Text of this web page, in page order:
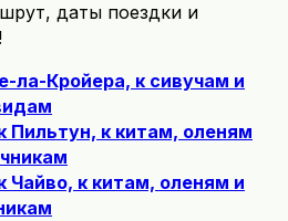
даты поездки и
Кройера, к сивучам и
Пильтун, к китам, оленям
Чайво, к китам, оленям и